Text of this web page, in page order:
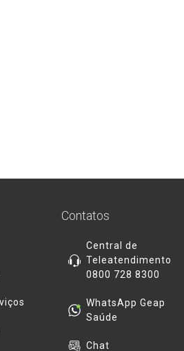
Contatos
Central de
Teleatendimento
0800 728 8300
WhatsApp Geap
Saúde
Chat